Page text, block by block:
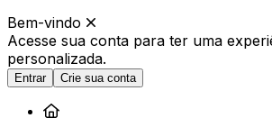
Bem-vindo
Acesse sua conta para ter uma
personalizada.
Entrar Crie sua conta